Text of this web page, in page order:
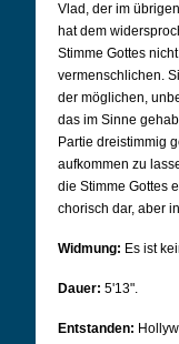
Vlad, der im
hat dem
Stimme Gottes
vermenschlichen.
der möglichen,
das im Sinne
Partie dreistimmig
aufkommen zu
die Stimme Gottes
chorisch dar, aber
Widmung: Es ist
Dauer: 5'13".
Entstanden: